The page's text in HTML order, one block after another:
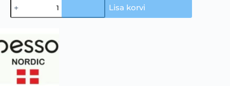
Lisa korvi